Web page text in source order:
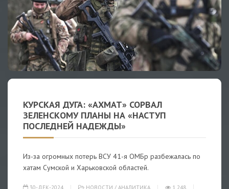
КУРСКАЯ ДУГА: «АХМАТ» СОРВАЛ
ЗЕЛЕНСКОМУ ПЛАНЫ НА «НАСТУП
ПОСЛЕДНЕЙ НАДЕЖДЫ»
Из-за огромных потерь ВСУ 41-я ОМБр разбежалась по
хатам Сумской и Харьковской областей.